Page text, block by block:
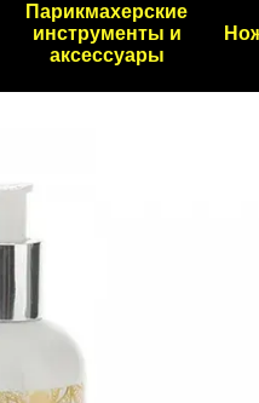
Парикмахерские
инструменты и
аксессуары